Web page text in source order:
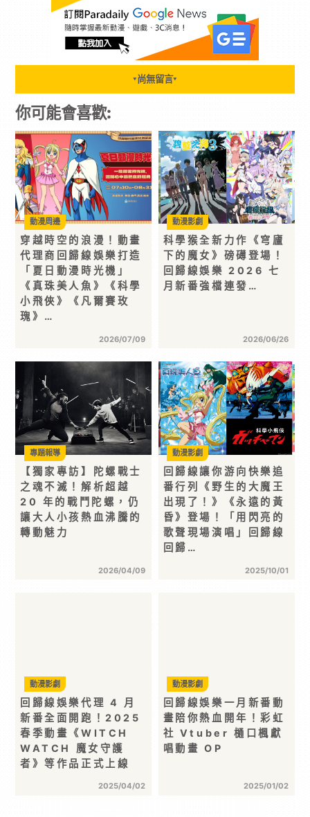
▼ 尚無留言▼
你可能會喜歡:
穿越時空的浪漫！動畫
代理商回歸線娛樂打造
「夏日動漫時光機」
《真珠美人魚》《科學
小飛俠》《凡爾賽玫
瑰》…
2026/07/09
動漫周邊
科學猴全新力作《穹廬
下的魔女》磅礡登場！
回歸線娛樂 2026 七
月新番強檔連發…
2026/06/26
動漫影劇
【獨家專訪】陀螺戰士
之魂不滅！解析超越
20 年的戰鬥陀螺，仍
讓大人小孩熱血沸騰的
轉動魅力
2026/04/09
專題報導
回歸線讓你游向快樂追
番行列《野生的大魔王
出現了！》《永遠的黃
昏》登場！「用閃亮的
歌聲現場演唱」回歸線
回歸…
2025/10/01
動漫影劇
回歸線娛樂代理 4 月
新番全面開跑！2025
春季動畫《WITCH
WATCH 魔女守護
者》等作品正式上線
2025/04/02
動漫影劇
回歸線娛樂一月新番動
畫陪你熱血開年！彩虹
社 Vtuber 樋口楓獻
唱動畫 OP
2025/01/02
動漫影劇